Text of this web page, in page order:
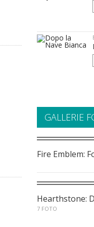
GALLERIE
Fire Emblem:
Hearthstone:
7 FOTO